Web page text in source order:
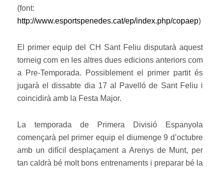
(font:
http://www.esportspenedes.cat/ep/index.php/copaep)
El primer equip del CH Sant Feliu disputarà aquest
torneig com en les altres dues edicions anteriors com
a Pre-Temporada. Possiblement el primer partit és
jugarà el dissabte dia 17 al Pavelló de Sant Feliu i
coincidirà amb la Festa Major.
La temporada de Primera Divisió Espanyola
començarà pel primer equip el diumenge 9 d’octubre
amb un difícil desplaçament a Arenys de Munt, per
tan caldrà bé molt bons entrenaments i preparar bé la